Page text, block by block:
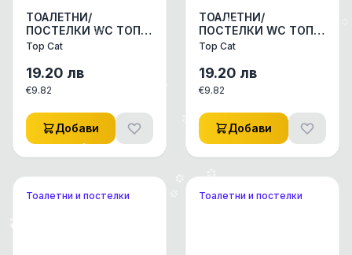
ТОАЛЕТНИ/
ПОСТЕЛКИ WC ТОП
КЕТ 10Л ДЪРВЕСНА
Top Cat
19.20 лв
€9.82
Добави
ТОАЛЕТНИ/
ПОСТЕЛКИ WC ТОП
КЕТ УЛТРА ФРЕШ 6
Top Cat
19.20 лв
€9.82
Добави
Тоалетни и постелки Тоалетни и постелки